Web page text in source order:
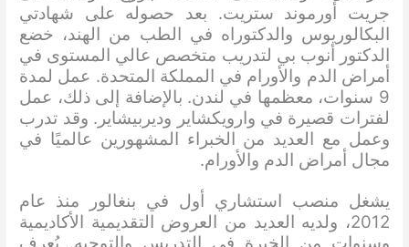
جريت أورموند ستريت. بعد حصوله على شهادتي
البكالوريوس والدكتوراه في الطب من الهند، خضع
الدكتور أنوب بي لتدريب متخصص عالي المستوى في
أمراض الدم والأورام في المملكة المتحدة. عمل لمدة
9 سنوات، معظمها في لندن. بالإضافة إلى ذلك، عمل
لفترات قصيرة في وارويكشاير وديربيشاير. وقد تدرب
وعمل مع العديد من الخبراء المشهورين عالميًا في
مجال أمراض الدم والأورام.
يشغل منصب استشاري أول في بنغالور منذ عام
2012، ولديه العديد من العروض التقديمية الأكاديمية
وسنوات من الخبرة في التدريس والتوجيه. يُعرف